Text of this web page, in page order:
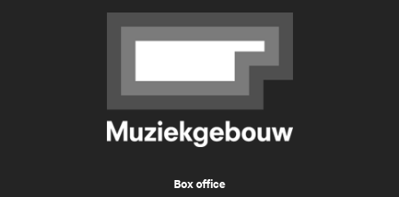
Box office